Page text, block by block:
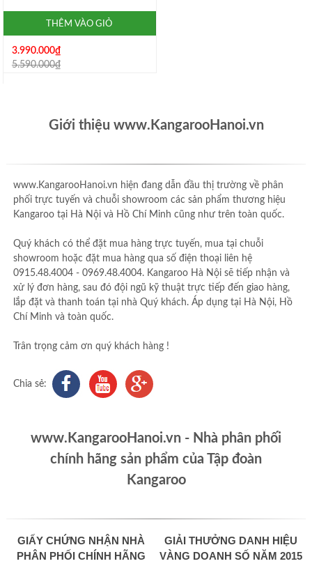
THÊM VÀO GIỎ
3.990.000₫
5.590.000₫
Giới thiệu www.KangarooHanoi.vn
www.KangarooHanoi.vn hiện đang dẫn đầu thị trường về phân
phối trực tuyến và chuỗi showroom các sản phẩm thương hiệu
Kangaroo tại Hà Nội và Hồ Chí Minh cũng như trên toàn quốc.
Quý khách có thể đặt mua hàng trực tuyến, mua tại chuỗi
showroom hoặc đặt mua hàng qua số điện thoại liên hệ
0915.48.4004 - 0969.48.4004. Kangaroo Hà Nội sẽ tiếp nhận và
xử lý đơn hàng, sau đó đội ngũ kỹ thuật trực tiếp đến giao hàng,
lắp đặt và thanh toán tại nhà Quý khách. Áp dụng tại Hà Nội, Hồ
Chí Minh và toàn quốc.
Trân trọng cảm ơn quý khách hàng !
Chia sẻ:
www.KangarooHanoi.vn - Nhà phân phối
chính hãng sản phẩm của Tập đoàn
Kangaroo
GIẤY CHỨNG NHẬN NHÀ
PHÂN PHỐI CHÍNH HÃNG
GIẢI THƯỞNG DANH HIỆU
VÀNG DOANH SỐ NĂM 2015